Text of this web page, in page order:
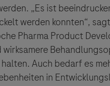
„Es ist
werden konnten“,
Pharma Product
Auch bedarf es
in